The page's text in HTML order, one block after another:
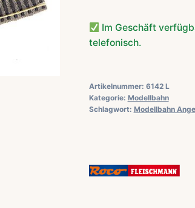
31,90€
Im Geschäft
telefonisch.
Artikelnummer: 6142 L
Kategorie: Modellbahn
Schlagwort: Modellbahn